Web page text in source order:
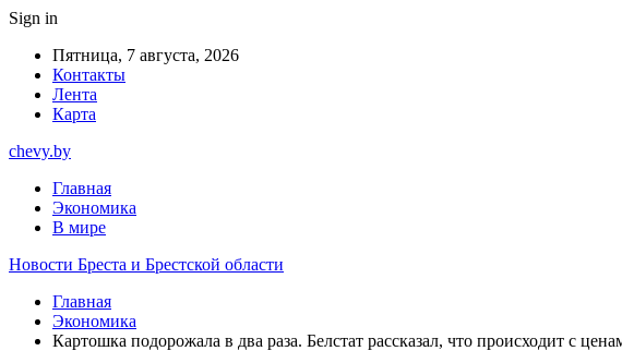
Sign in
Пятница, 7 августа, 2026
Контакты
Лента
Карта
chevy.by
Главная
Экономика
В мире
Новости Бреста и Брестской области
Главная
Экономика
Картошка подорожала в два раза. Белстат рассказал, что происходит с